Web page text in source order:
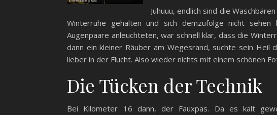
Juhuuu, endlich sind die
Winterruhe gehalten und sich demzufolge nicht
Augenpaare anleuchteten, war schnell klar, dass die
dann ein kleiner Räuber am Wegesrand, suchte sein
lieber in der Flucht. Also wieder nichts mit einem schönen
Die Tücken der Technik
Bei Kilometer 16 dann, der Fauxpas. Da es kalt